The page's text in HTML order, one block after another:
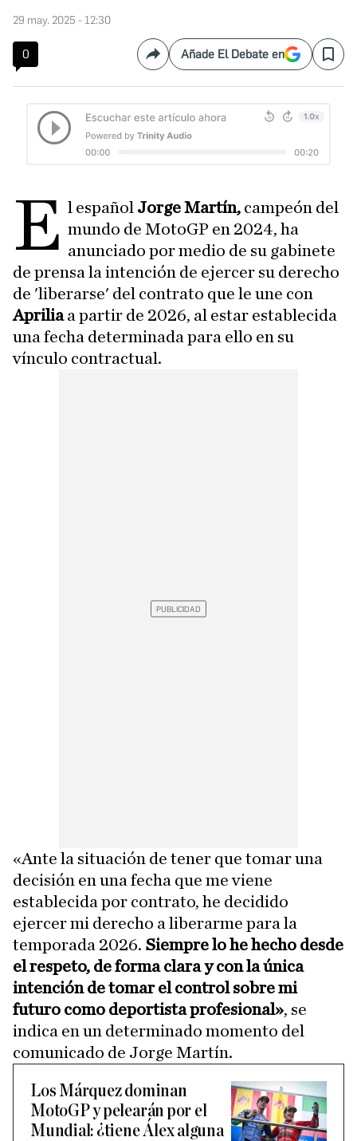
29 may. 2025 - 12:30
0 CompartirAñade El Debate en Save
E l español Jorge Martín, campeón del
mundo de MotoGP en 2024, ha
anunciado por medio de su gabinete
de prensa la intención de ejercer su derecho
de 'liberarse' del contrato que le une con
Apriliaa partir de 2026, al estar establecida
una fecha determinada para ello en su
vínculo contractual.
«Ante la situación de tener que tomar una
decisión en una fecha que me viene
establecida por contrato, he decidido
ejercer mi derecho a liberarme para la
temporada 2026. Siempre lo he hecho desde
el respeto, de forma clara y con la única
intención de tomar el control sobre mi
futuro como deportista profesional», se
indica en un determinado momento del
comunicado de Jorge Martín.
Los Márquez dominan
MotoGP y pelearán por el
Mundial: ¿tiene Álex alguna